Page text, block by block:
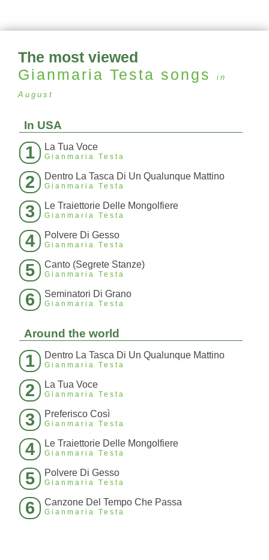
The most viewed
Gianmaria Testa songs
in
August
In USA
1 La Tua Voce
Gianmaria Testa
2 Dentro La Tasca Di Un Qualunque Mattino
Gianmaria Testa
3 Le Traiettorie Delle Mongolfiere
Gianmaria Testa
4 Polvere Di Gesso
Gianmaria Testa
5 Canto (Segrete Stanze)
Gianmaria Testa
6 Seminatori Di Grano
Gianmaria Testa
Around the world
1 Dentro La Tasca Di Un Qualunque Mattino
Gianmaria Testa
2 La Tua Voce
Gianmaria Testa
3 Preferisco Così
Gianmaria Testa
4 Le Traiettorie Delle Mongolfiere
Gianmaria Testa
5 Polvere Di Gesso
Gianmaria Testa
6 Canzone Del Tempo Che Passa
Gianmaria Testa